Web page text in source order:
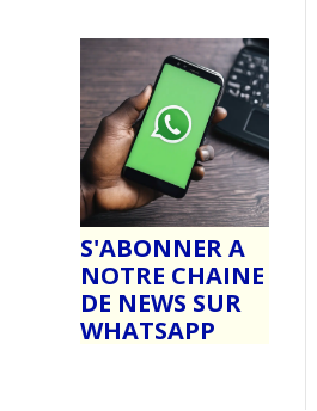
S'ABONNER A
NOTRE CHAINE
DE NEWS SUR
WHATSAPP